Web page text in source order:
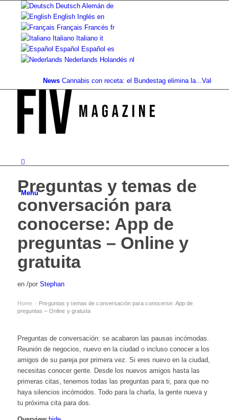
Deutsch Alemán de
English Inglés en
Français Francés fr
Italiano Italiano it
Español Español es
Nederlands Holandés nl
News Cannabis con receta: el Bundestag elimina la... Valor del
Menú
Preguntas y temas de
conversación para
conocerse: App de
preguntas – Online y
gratuita
en /por Stephan
Home › Preguntas y temas de conversación para conocerse: App de
preguntas – Online y gratuita
Preguntas de conversación: se acabaron las pausas incómodas.
Reunión de negocios, nuevo en la ciudad o incluso conocer a los
amigos de su pareja por primera vez. Si eres nuevo en la ciudad,
necesitas conocer gente. Desde los nuevos amigos hasta las
primeras citas, tenemos todas las preguntas para ti, para que no
haya silencios incómodos. Todo para la charla, la gente nueva y
tu próxima cita para dos.